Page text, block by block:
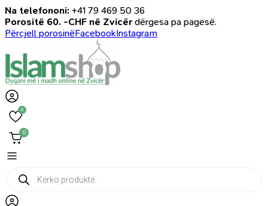
Na telefononi: +41 79 469 50 36
Porositë 60. -CHF në Zvicër dërgesa pa pagesë.
Përcjell porosinëFacebookInstagram
0
0
Products
search